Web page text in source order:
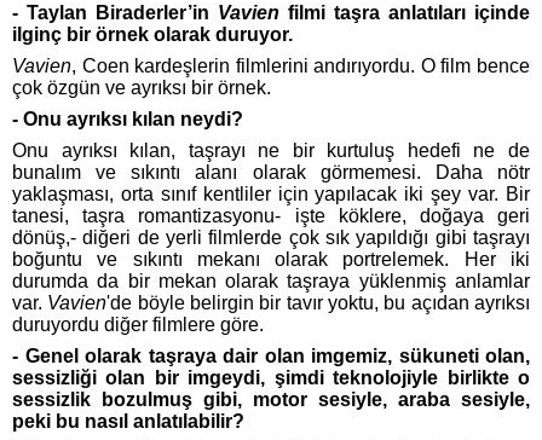
- Taylan Biraderler’in Vavien filmi taşra anlatıları içinde
ilginç bir örnek olarak duruyor.
Vavien, Coen kardeşlerin filmlerini andırıyordu. O film bence
çok özgün ve ayrıksı bir örnek.
- Onu ayrıksı kılan neydi?
Onu ayrıksı kılan, taşrayı ne bir kurtuluş hedefi ne de
bunalım ve sıkıntı alanı olarak görmemesi. Daha nötr
yaklaşması, orta sınıf kentliler için yapılacak iki şey var. Bir
tanesi, taşra romantizasyonu- işte köklere, doğaya geri
dönüş,- diğeri de yerli filmlerde çok sık yapıldığı gibi taşrayı
boğuntu ve sıkıntı mekanı olarak portrelemek. Her iki
durumda da bir mekan olarak taşraya yüklenmiş anlamlar
var. Vavien'de böyle belirgin bir tavır yoktu, bu açıdan ayrıksı
duruyordu diğer filmlere göre.
- Genel olarak taşraya dair olan imgemiz, sükuneti olan,
sessizliği olan bir imgeydi, şimdi teknolojiyle birlikte o
sessizlik bozulmuş gibi, motor sesiyle, araba sesiyle,
peki bu nasıl anlatılabilir?